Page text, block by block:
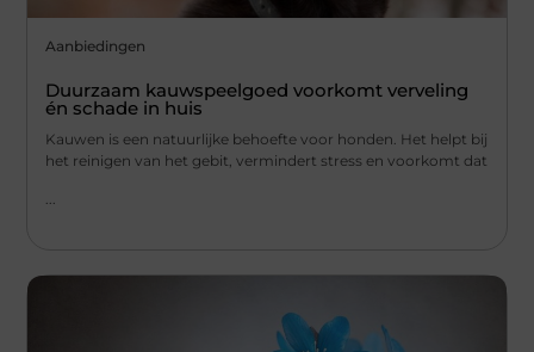
Aanbiedingen
Duurzaam kauwspeelgoed voorkomt verveling
én schade in huis
Kauwen is een natuurlijke behoefte voor honden. Het helpt bij
het reinigen van het gebit, vermindert stress en voorkomt dat
...